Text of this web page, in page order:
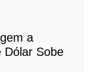
a
Dólar Sobe